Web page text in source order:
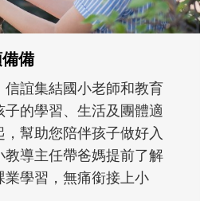
，參與孩子每個重要的